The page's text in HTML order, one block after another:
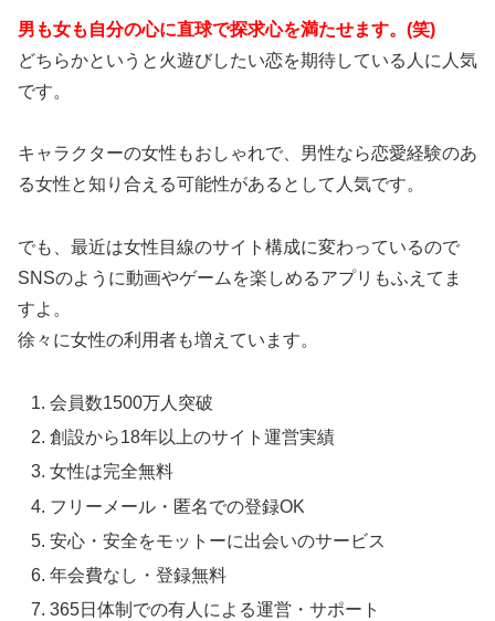
男も女も自分の心に直球で探求心を満たせます。(笑)
どちらかというと火遊びしたい恋を期待している人に人気
です。
キャラクターの女性もおしゃれで、男性なら恋愛経験のあ
る女性と知り合える可能性があるとして人気です。
でも、最近は女性目線のサイト構成に変わっているので
SNSのように動画やゲームを楽しめるアプリもふえてま
すよ。
徐々に女性の利用者も増えています。
会員数1500万人突破
創設から18年以上のサイト運営実績
女性は完全無料
フリーメール・匿名での登録OK
安心・安全をモットーに出会いのサービス
年会費なし・登録無料
365日体制での有人による運営・サポート